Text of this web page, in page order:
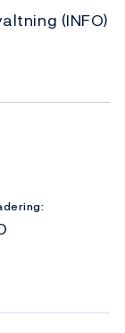
(INFO)